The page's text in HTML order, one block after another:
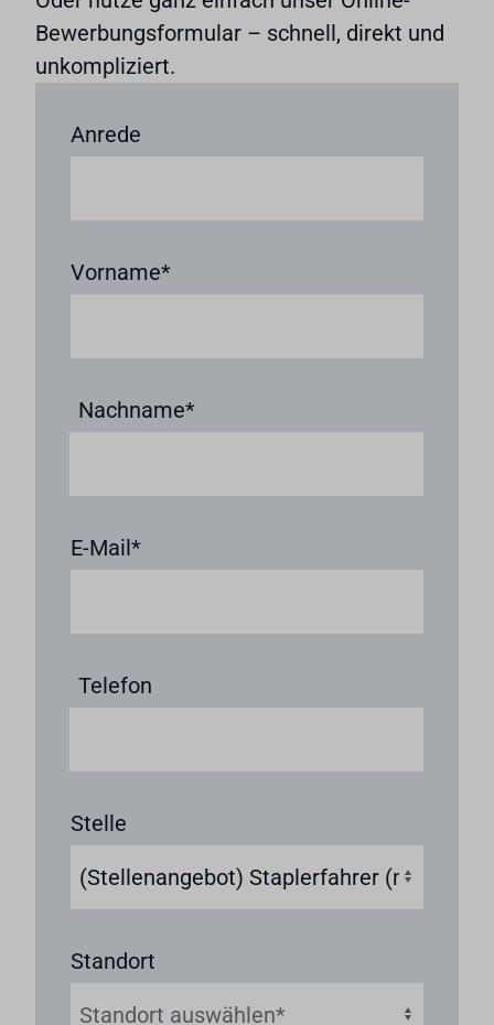
Bewerbungsformular – schnell, direkt und
unkompliziert.
Anrede
Vorname
Nachname
E-Mail
Telefon
Stelle
Standort